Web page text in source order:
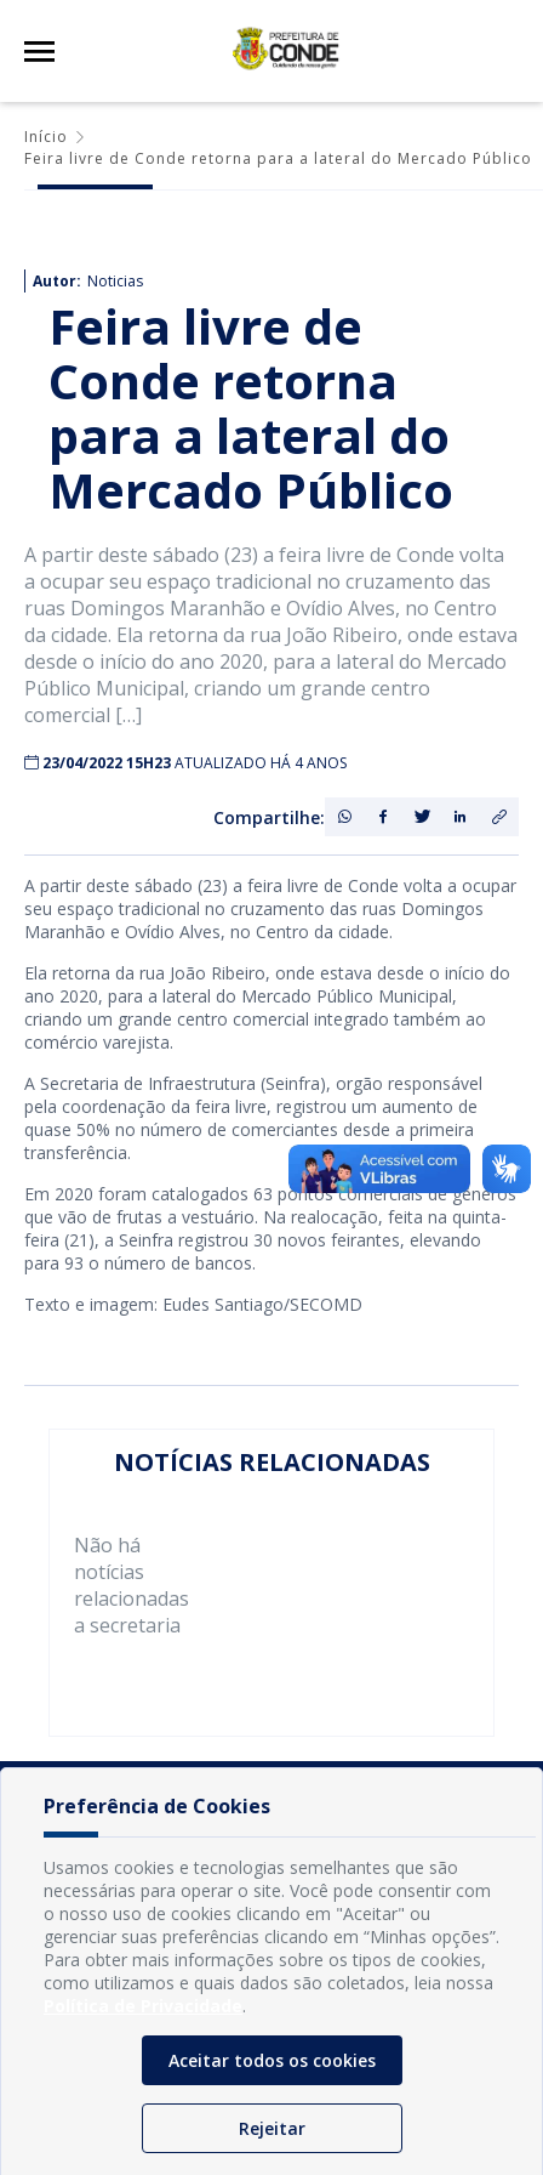
Início
Feira livre de Conde retorna para a lateral do Mercado Público
Autor: Noticias
Feira livre de
Conde retorna
para a lateral do
Mercado Público
A partir deste sábado (23) a feira livre de Conde volta
a ocupar seu espaço tradicional no cruzamento das
ruas Domingos Maranhão e Ovídio Alves, no Centro
da cidade. Ela retorna da rua João Ribeiro, onde estava
desde o início do ano 2020, para a lateral do Mercado
Público Municipal, criando um grande centro
comercial […]
23/04/2022 15H23ATUALIZADO HÁ 4 ANOS
Compartilhe:
A partir deste sábado (23) a feira livre de Conde volta a ocupar
seu espaço tradicional no cruzamento das ruas Domingos
Maranhão e Ovídio Alves, no Centro da cidade.
Ela retorna da rua João Ribeiro, onde estava desde o início do
ano 2020, para a lateral do Mercado Público Municipal,
criando um grande centro comercial integrado também ao
comércio varejista.
A Secretaria de Infraestrutura (Seinfra), orgão responsável
pela coordenação da feira livre, registrou um aumento de
quase 50% no número de comerciantes desde a primeira
transferência.
Em 2020 foram catalogados 63 pontos comerciais de gêneros
que vão de frutas a vestuário. Na realocação, feita na quinta-
feira (21), a Seinfra registrou 30 novos feirantes, elevando
para 93 o número de bancos.
Texto e imagem: Eudes Santiago/SECOMD
NOTÍCIAS RELACIONADAS
Não há
notícias
relacionadas
a secretaria
INFORMAÇÕES
CNPJ: 08.916.645/0001-80
LOC RODOVIA PB 018, SN, Centro, Conde, PB, 58322-000
(83) 3618-0548
Preferência de Cookies
Usamos cookies e tecnologias semelhantes que são
necessárias para operar o site. Você pode consentir com
o nosso uso de cookies clicando em "Aceitar" ou
gerenciar suas preferências clicando em “Minhas opções”.
Para obter mais informações sobre os tipos de cookies,
como utilizamos e quais dados são coletados, leia nossa
.
Aceitar todos os cookies
Rejeitar